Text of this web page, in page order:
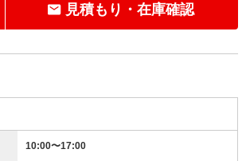
見積もり・在庫確認
10:00〜17:00